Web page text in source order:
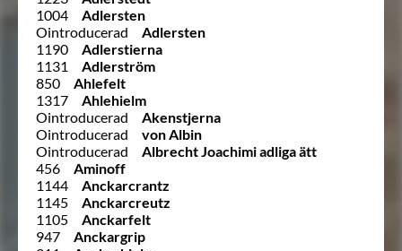
1004
Adlersten
Ointroducerad
Adlersten
1190
Adlerstierna
1131
Adlerström
850
Ahlefelt
1317
Ahlehielm
Ointroducerad
Akenstjerna
Ointroducerad
von Albin
Ointroducerad
Albrecht Joachimi adliga ätt
456
Aminoff
1144
Anckarcrantz
1145
Anckarcreutz
1105
Anckarfelt
947
Anckargrip